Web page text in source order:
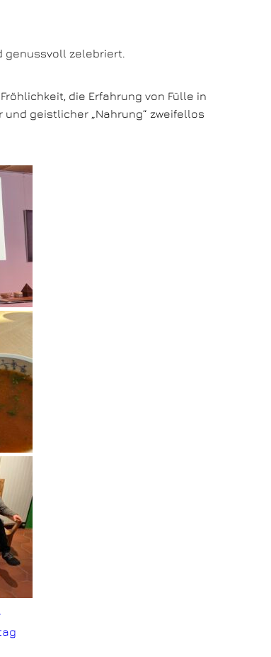
genussvoll zelebriert.
die Erfahrung von Fülle in
geistlicher „Nahrung“ zweifellos